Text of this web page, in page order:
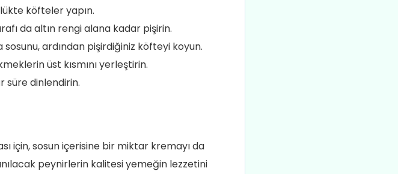
köfteler yapın.
da altın rengi alana kadar pişirin.
ardından pişirdiğiniz köfteyi koyun.
üst kısmını yerleştirin.
süre dinlendirin.
için, sosun içerisine bir miktar kremayı da
peynirlerin kalitesi yemeğin lezzetini